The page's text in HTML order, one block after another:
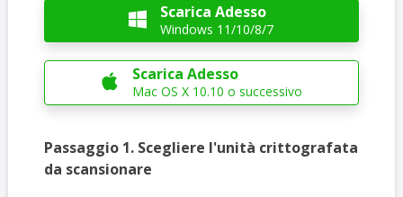
 Scarica Adesso
Windows 11/10/8/7
 Scarica Adesso
Mac OS X 10.10 o successivo
Passaggio 1. Scegliere l'unità crittografata
da scansionare